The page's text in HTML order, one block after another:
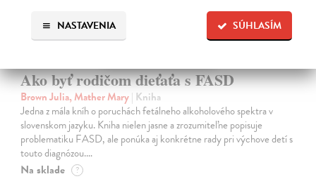
SÚHLASÍM
NASTAVENIA
Ako byť rodičom dieťaťa s FASD
Brown Julia, Mather Mary| Kniha
Jedna z mála kníh o poruchách fetálneho alkoholového spektra v
slovenskom jazyku. Kniha nielen jasne a zrozumiteľne popisuje
problematiku FASD, ale ponúka aj konkrétne rady pri výchove detí s
touto diagnózou.…
Na sklade ?